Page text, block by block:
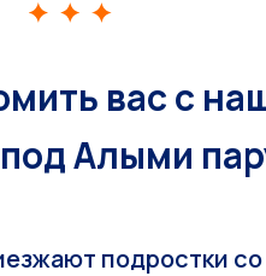
вас с
Алыми
подростки